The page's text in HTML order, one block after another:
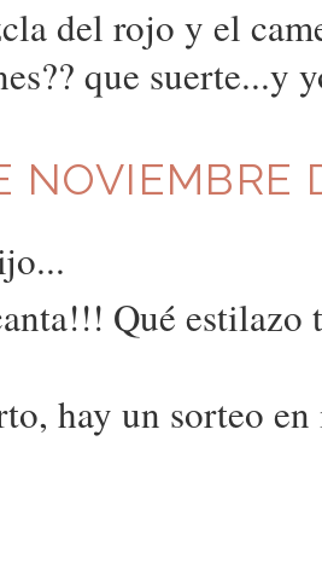
del rojo y el
que suerte...y
NOVIEMBRE
Qué estilazo
hay un sorteo